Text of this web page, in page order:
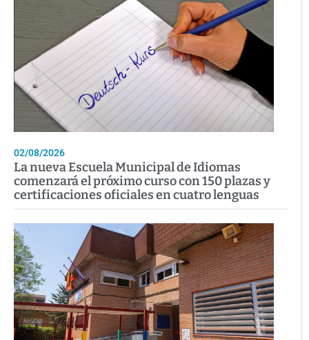
02/08/2026
La nueva Escuela Municipal de Idiomas
comenzará el próximo curso con 150 plazas y
certificaciones oficiales en cuatro lenguas